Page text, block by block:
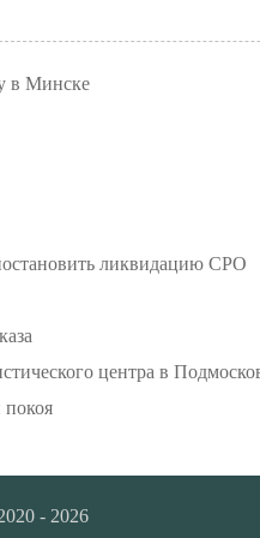
в Минске
ликвидацию СРО
центра в
покоя
- 2026